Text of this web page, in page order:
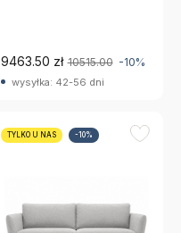
9463.50 zł 10515.00 -10%
wysyłka: 42-56 dni
TYLKO U NAS -10%